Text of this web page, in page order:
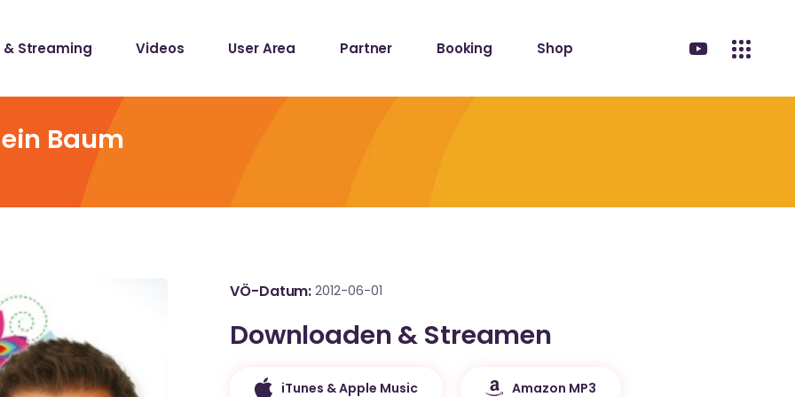
& Streaming Videos User Area Partner Booking Shop
Baum
VÖ-Datum 2012-06-01
Downloaden & Streamen
iTunes & Apple Music Amazon MP3